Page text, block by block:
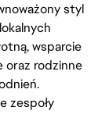
styl
wsparcie
oraz rodzinne
zespoły